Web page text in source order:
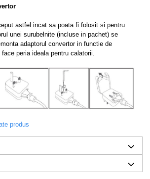
astfel incat sa poata fi folosit si pentru
unei surubelnite (incluse in pachet) se
adaptorul convertor in functie de
peria ideala pentru calatorii.
produs